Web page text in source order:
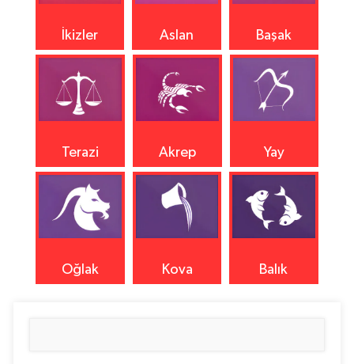
İkizler Aslan Başak
Terazi Akrep Yay
Oğlak Kova Balık